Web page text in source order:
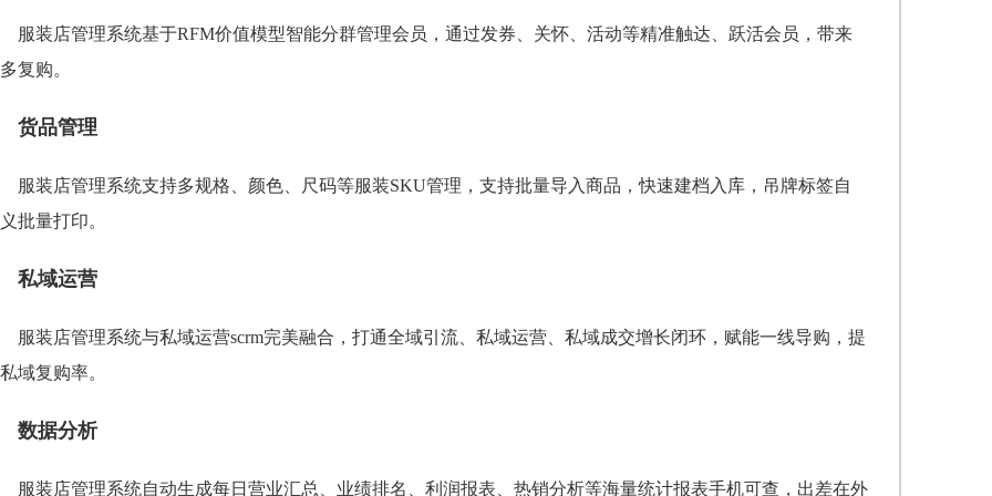
服装店管理系统基于RFM价值模型智能分群管理会员，通过发券、关怀、活动等精准触达、跃活会员，带来
复购。
货品管理
服装店管理系统支持多规格、颜色、尺码等服装SKU管理，支持批量导入商品，快速建档入库，吊牌标签自
批量打印。
私域运营
服装店管理系统与私域运营scrm完美融合，打通全域引流、私域运营、私域成交增长闭环，赋能一线导购，提
域复购率。
数据分析
服装店管理系统自动生成每日营业汇总、业绩排名、利润报表、热销分析等海量统计报表手机可查，出差在外